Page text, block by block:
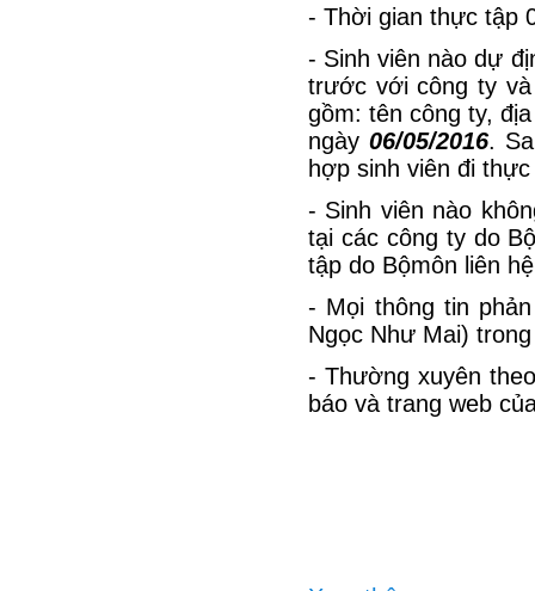
- Thời gian thực tập
- Sinh viên nào dự
trước với công ty và
gồm: tên công ty,
ngày 06/05/2016.
hợp sinh viên đi
- Sinh viên nào
tại các công ty do
tập do Bộmôn liên
- Mọi thông tin
Ngọc Như Mai)
- Thường xuyên
báo và trang web